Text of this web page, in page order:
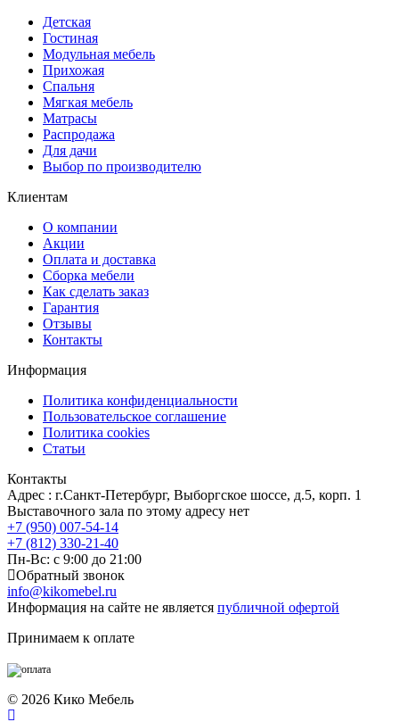
Детская
Гостиная
Модульная мебель
Прихожая
Спальня
Мягкая мебель
Матрасы
Распродажа
Для дачи
Выбор по производителю
Клиентам
О компании
Акции
Оплата и доставка
Сборка мебели
Как сделать заказ
Гарантия
Отзывы
Контакты
Информация
Политика конфиденциальности
Пользовательское соглашение
Политика cookies
Статьи
Контакты
Адрес : г.Санкт-Петербург, Выборгское шоссе, д.5, корп. 1
Выставочного зала по этому адресу нет
+7 (950) 007-54-14
+7 (812) 330-21-40
Пн-Вс: с 9:00 до 21:00
Обратный звонок
info@kikomebel.ru
Информация на сайте не является публичной офертой
Принимаем к оплате
© 2026 Кико Мебель